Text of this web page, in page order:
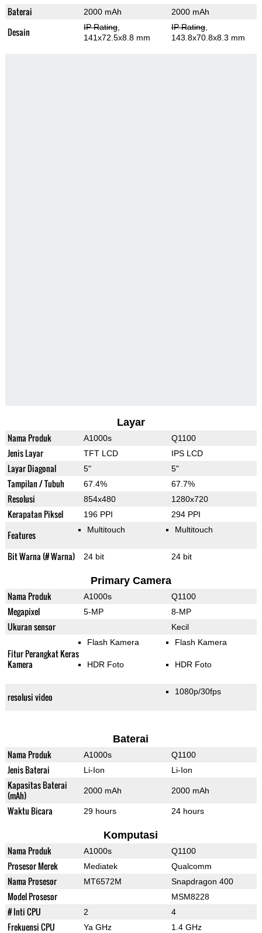
Baterai 2000 mAh 2000 mAh
Desain IP Rating,
141x72.5x8.8 mm
IP Rating,
143.8x70.8x8.3 mm
Layar
Nama Produk A1000s Q1100
Jenis Layar TFT LCD IPS LCD
Layar Diagonal 5" 5"
Tampilan / Tubuh 67.4% 67.7%
Resolusi 854x480 1280x720
Kerapatan Piksel 196 PPI 294 PPI
Features Multitouch Multitouch
Bit Warna (# Warna) 24 bit 24 bit
Primary Camera
Nama Produk A1000s Q1100
Megapixel 5-MP 8-MP
Ukuran sensor Kecil
Fitur Perangkat Keras
Kamera
Flash Kamera
HDR Foto
Flash Kamera
HDR Foto
resolusi video 1080p/30fps
Baterai
Nama Produk A1000s Q1100
Jenis Baterai Li-Ion Li-Ion
Kapasitas Baterai
(mAh)
2000 mAh 2000 mAh
Waktu Bicara 29 hours 24 hours
Komputasi
Nama Produk A1000s Q1100
Prosesor Merek Mediatek Qualcomm
Nama Prosesor MT6572M Snapdragon 400
Model Prosesor MSM8228
# Inti CPU 2 4
Frekuensi CPU Ya GHz 1.4 GHz